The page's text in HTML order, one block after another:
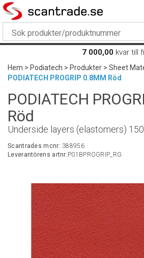
7 000,00 kvar till
Hem>Podiatech>Produkter>Sheet
PODIATECH PROGRIP 0.8MM Röd
PODIATECH
Röd
Underside layers (elastomers)
Scantrades mcnr: 388956
Leverantörens artnr:P01BPROGRIP_RG